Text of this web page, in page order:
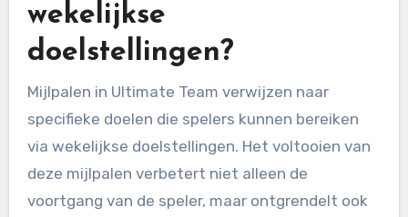
wekelijkse
doelstellingen?
Mijlpalen in Ultimate Team verwijzen naar
specifieke doelen die spelers kunnen bereiken
via wekelijkse doelstellingen. Het voltooien van
deze mijlpalen verbetert niet alleen de
voortgang van de speler, maar ontgrendelt ook